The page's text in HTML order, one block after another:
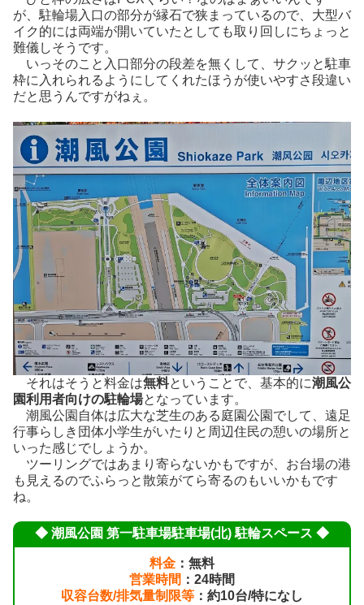
が、駐輪場入口の部分が縁石で狭まっているので、大型バ
イク的には両端が開いていたとしても取り回しにちょっと
難儀しそうです。
いっそのこと入口部分の段差を無くして、サクッと駐車
枠に入れられるようにしてくれたほうが使いやすさ段違い
だと思うんですがねぇ。
それはそうと料金は無料ということで、基本的に潮風公
園利用者向けの駐輪場となっています。
潮風公園自体は広大な芝生のある庭園公園でして、遠足
行事らしき団体小学生がいたりと周辺住民の憩いの場所と
いった感じでしょうか。
ツーリングではあまり寄らないかもですが、お台場の港
も見えるのでふらっと散策がてら寄るのもいいかもです
ね。
◆ 潮風公園 第一駐車場駐車場(北) 駐輪スペース ◆
料金 ：無料
営業時間 ：24時間
収容台数/排気量制限等 ：約10台/特になし